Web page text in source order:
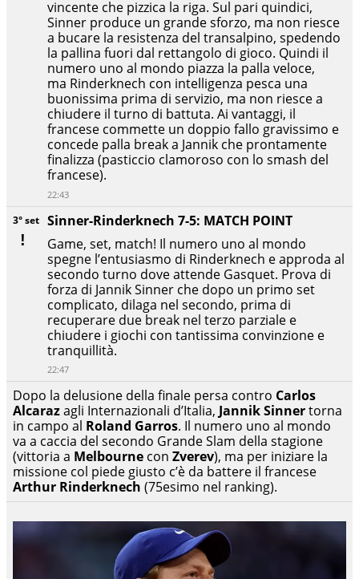
3° set Sinner-Rinderknech 7-5: MATCH POINT
Game, set, match! Il numero uno al mondo
spegne l’entusiasmo di Rinderknech e approda al
secondo turno dove attende Gasquet. Prova di
forza di Jannik Sinner che dopo un primo set
complicato, dilaga nel secondo, prima di
recuperare due break nel terzo parziale e
chiudere i giochi con tantissima convinzione e
tranquillità.
22:47
vincente che pizzica la riga. Sul pari quindici,
Sinner produce un grande sforzo, ma non riesce
a bucare la resistenza del transalpino, spedendo
la pallina fuori dal rettangolo di gioco. Quindi il
numero uno al mondo piazza la palla veloce,
ma Rinderknech con intelligenza pesca una
buonissima prima di servizio, ma non riesce a
chiudere il turno di battuta. Ai vantaggi, il
francese commette un doppio fallo gravissimo e
concede palla break a Jannik che prontamente
finalizza (pasticcio clamoroso con lo smash del
francese).
22:43
Dopo la delusione della finale persa contro Carlos
Alcarazagli Internazionali d’Italia, Jannik Sinnertorna
in campo al Roland Garros. Il numero uno al mondo
va a caccia del secondo Grande Slam della stagione
(vittoria a Melbourne con Zverev), ma per iniziare la
missione col piede giusto c’è da battere il francese
Arthur Rinderknech (75esimo nel ranking).